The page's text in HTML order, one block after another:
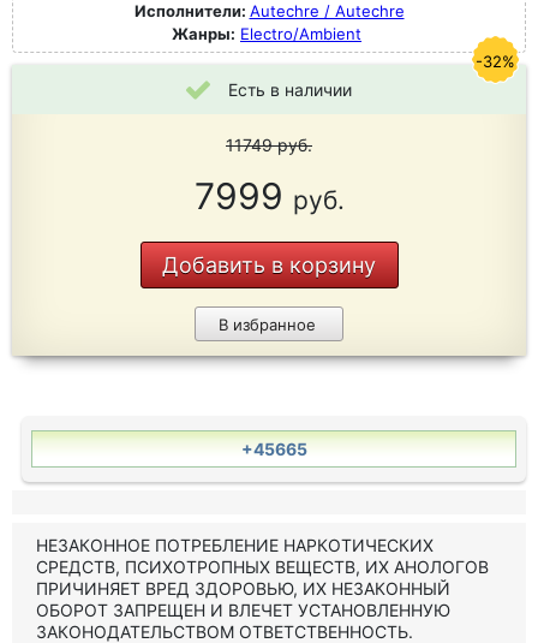
Исполнители: Autechre / Autechre
Жанры: Electro/Ambient
Есть в наличии
11749руб.
7999 руб.
Добавить в корзину
В избранное
-32%
+45665
НЕЗАКОННОЕ ПОТРЕБЛЕНИЕ НАРКОТИЧЕСКИХ
СРЕДСТВ, ПСИХОТРОПНЫХ ВЕЩЕСТВ, ИХ АНОЛОГОВ
ПРИЧИНЯЕТ ВРЕД ЗДОРОВЬЮ, ИХ НЕЗАКОННЫЙ
ОБОРОТ ЗАПРЕЩЕН И ВЛЕЧЕТ УСТАНОВЛЕННУЮ
ЗАКОНОДАТЕЛЬСТВОМ ОТВЕТСТВЕННОСТЬ.